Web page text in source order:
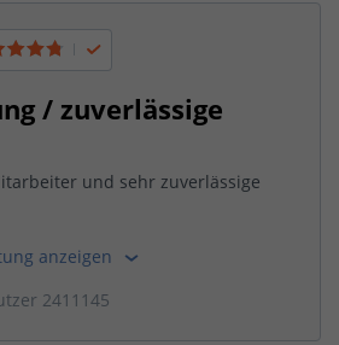
/ zuverlässige
und sehr zuverlässige
anzeigen
2411145